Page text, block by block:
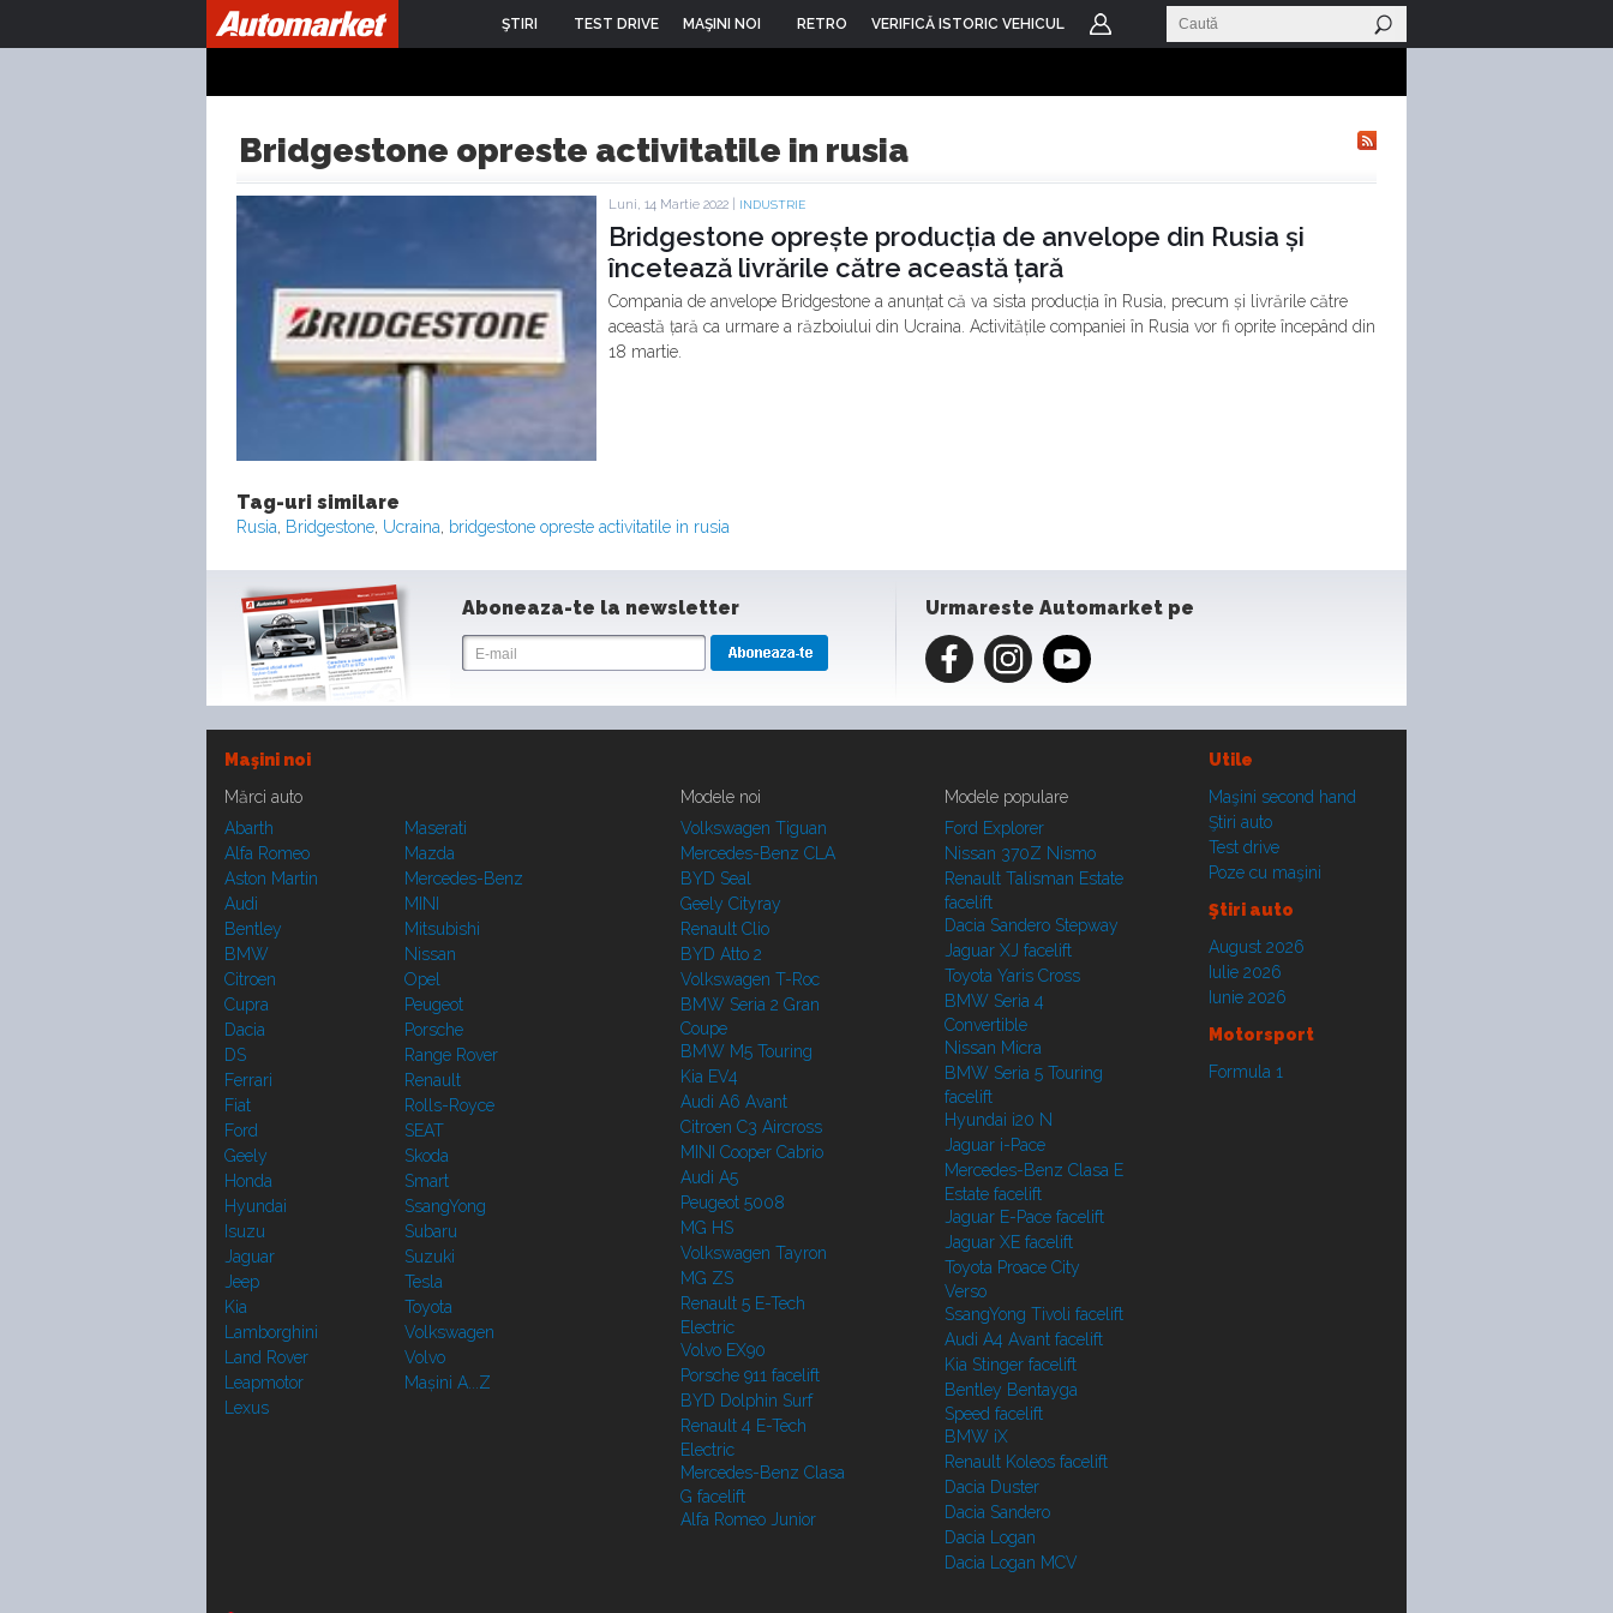
ŞTIRI TEST DRIVE MAŞINI NOI RETRO VERIFICĂ ISTORIC VEHICUL
Bridgestone opreste activitatile in rusia
Luni, 14 Martie 2022 | INDUSTRIE
Bridgestone oprește producția de anvelope din Rusia și
încetează livrările către această țară
Compania de anvelope Bridgestone a anunțat că va sista producția în Rusia, precum și livrările către
această țară ca urmare a războiului din Ucraina. Activitățile companiei în Rusia vor fi oprite începând din
18 martie.
Tag-uri similare
Rusia, Bridgestone, Ucraina, bridgestone opreste activitatile in rusia
Aboneaza-te la newsletter Urmareste Automarket pe
Maşini noi
Utile
Mărci auto
Abarth
Alfa Romeo
Aston Martin
Audi
Bentley
BMW
Citroen
Cupra
Dacia
DS
Ferrari
Fiat
Ford
Geely
Honda
Hyundai
Isuzu
Jaguar
Jeep
Kia
Lamborghini
Land Rover
Leapmotor
Lexus
Maserati
Mazda
Mercedes-Benz
MINI
Mitsubishi
Nissan
Opel
Peugeot
Porsche
Range Rover
Renault
Rolls-Royce
SEAT
Skoda
Smart
SsangYong
Subaru
Suzuki
Tesla
Toyota
Volkswagen
Volvo
Mașini A...Z
Modele noi
Volkswagen Tiguan
Mercedes-Benz CLA
BYD Seal
Geely Cityray
Renault Clio
BYD Atto 2
Volkswagen T-Roc
BMW Seria 2 Gran
Coupe
BMW M5 Touring
Kia EV4
Audi A6 Avant
Citroen C3 Aircross
MINI Cooper Cabrio
Audi A5
Peugeot 5008
MG HS
Volkswagen Tayron
MG ZS
Renault 5 E-Tech
Electric
Volvo EX90
Porsche 911 facelift
BYD Dolphin Surf
Renault 4 E-Tech
Electric
Mercedes-Benz Clasa
G facelift
Alfa Romeo Junior
Modele populare
Ford Explorer
Nissan 370Z Nismo
Renault Talisman Estate
facelift
Dacia Sandero Stepway
Jaguar XJ facelift
Toyota Yaris Cross
BMW Seria 4
Convertible
Nissan Micra
BMW Seria 5 Touring
facelift
Hyundai i20 N
Jaguar i-Pace
Mercedes-Benz Clasa E
Estate facelift
Jaguar E-Pace facelift
Jaguar XE facelift
Toyota Proace City
Verso
SsangYong Tivoli facelift
Audi A4 Avant facelift
Kia Stinger facelift
Bentley Bentayga
Speed facelift
BMW iX
Renault Koleos facelift
Dacia Duster
Dacia Sandero
Dacia Logan
Dacia Logan MCV
Maşini second hand
Ştiri auto
Test drive
Poze cu maşini
Ştiri auto
August 2026
Iulie 2026
Iunie 2026
Motorsport
Formula 1